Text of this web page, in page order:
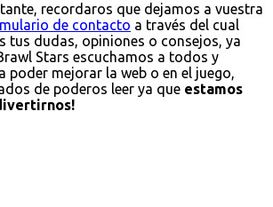
recordaros que dejamos a vuestra
de contacto a través del cual
tus dudas, opiniones o consejos, ya
Stars escuchamos a todos y
poder mejorar la web o en el juego,
de poderos leer ya que estamos